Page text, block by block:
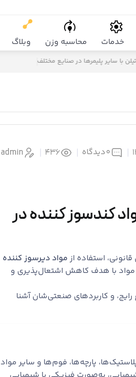
خدمات محاسبه وزن وبلاگ
با سایر پلیمرها در صنایع مختلف
admin | 436 | دیدگاه0 |
کندسوز کننده در
استفاده از مواد دیرسوز کننده‌
با هدف کاهش اشتعال‌پذیری و
و کاربردهای صنعتی‌شان آشنا
پارچه‌ها، فوم‌ها و سایر مواد